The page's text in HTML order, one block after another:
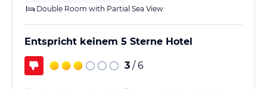
Double Room with Partial Sea View
Entspricht keinem 5 Sterne Hotel
3 / 6